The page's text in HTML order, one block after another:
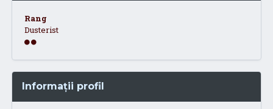
Rang
Dusterist
Informații profil